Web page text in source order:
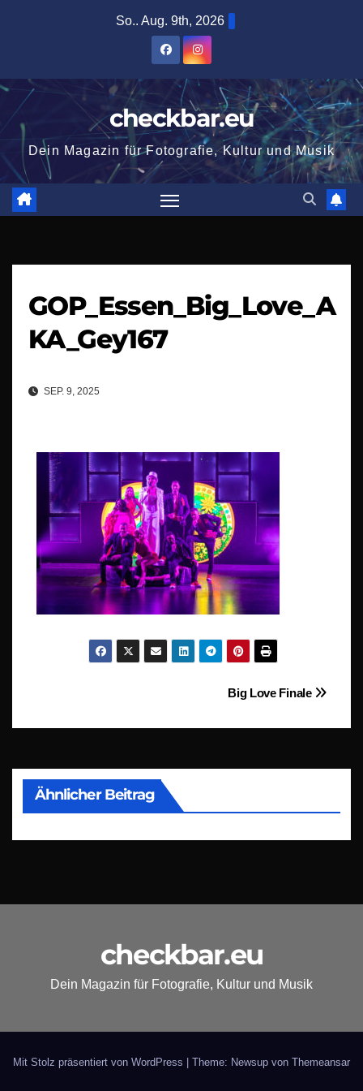
So.. Aug. 9th, 2026
checkbar.eu
Dein Magazin für Fotografie, Kultur und Musik
GOP_Essen_Big_Love_A
KA_Gey167
SEP. 9, 2025
BeitragsnavigationBig Love Finale
Ähnlicher Beitrag
checkbar.eu
Dein Magazin für Fotografie, Kultur und Musik
Mit Stolz präsentiert von WordPress | Theme: Newsup von Themeansar